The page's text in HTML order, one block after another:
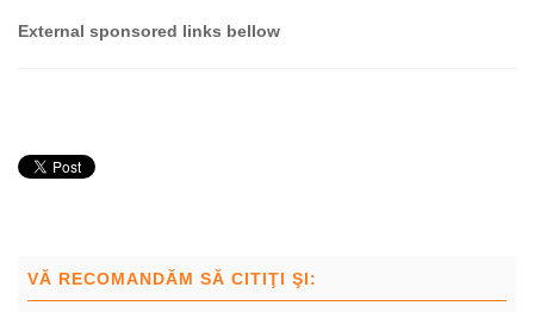
External sponsored links bellow
VĂ RECOMANDĂM SĂ CITIŢI ŞI: